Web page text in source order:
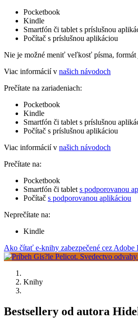
Pocketbook
Kindle
Smartfón či tablet s príslušnou
Počítač s príslušnou aplikáciou
Nie je možné meniť veľkosť písma, formát
Viac informácií v našich návodoch
Prečítate na zariadeniach:
Pocketbook
Kindle
Smartfón či tablet s príslušnou
Počítač s príslušnou aplikáciou
Viac informácií v našich návodoch
Prečítate na:
Pocketbook
Smartfón či tablet s podporovanou
Počítač s podporovanou aplikáciou
Neprečítate na:
Kindle
Ako čítať e-knihy zabezpečené cez Adobe
Knihy
Bestsellery od autora